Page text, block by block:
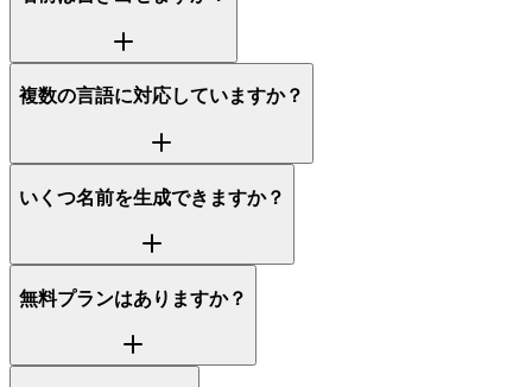
複数の言語に対応していますか？
いくつ名前を生成できますか？
無料プランはありますか？